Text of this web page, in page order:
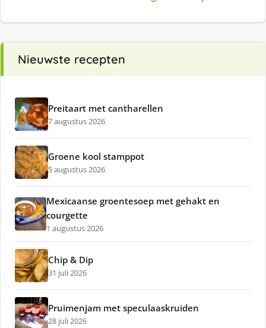
Nieuwste recepten
Preitaart met cantharellen
7 augustus 2026
Groene kool stamppot
5 augustus 2026
Mexicaanse groentesoep met gehakt en
courgette
1 augustus 2026
Chip & Dip
31 juli 2026
Pruimenjam met speculaaskruiden
28 juli 2026